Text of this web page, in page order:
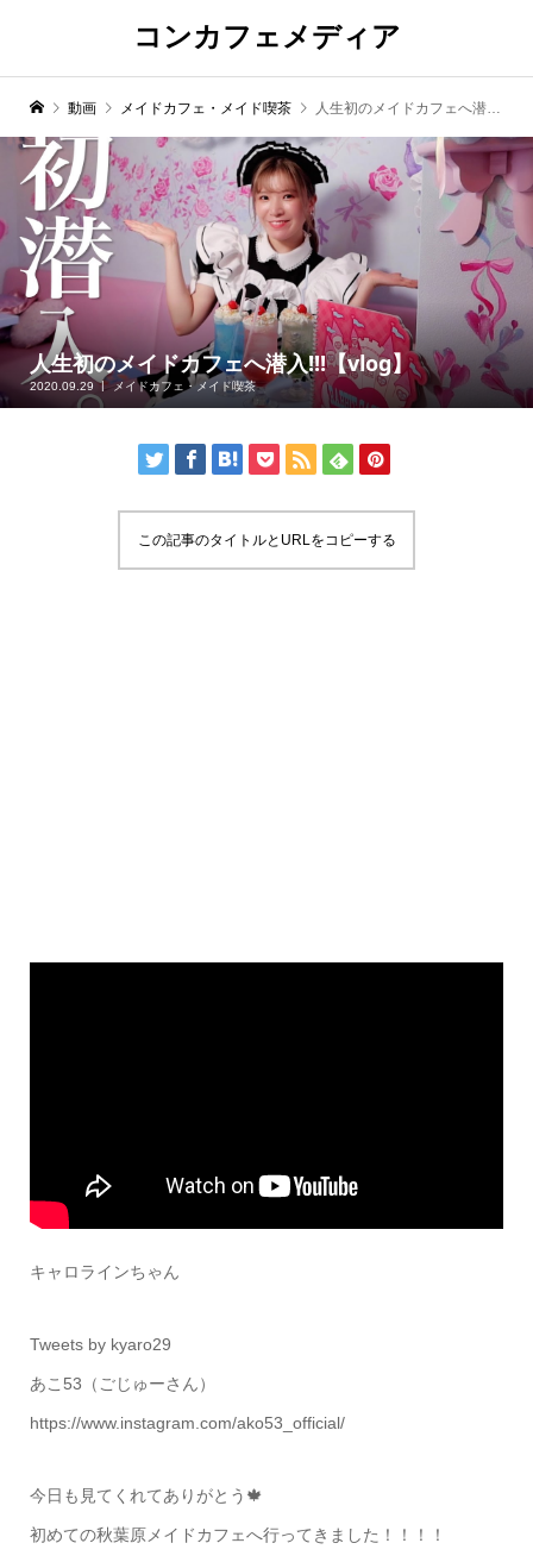
コンカフェメディア
動画 メイドカフェ・メイド喫茶 人生初のメイドカフェへ潜入!!!【vlog】
人生初のメイドカフェへ潜入!!!【vlog】
2020.09.29 メイドカフェ・メイド喫茶
この記事のタイトルとURLをコピーする
キャロラインちゃん
Tweets by kyaro29
あこ53（ごじゅーさん）
https://www.instagram.com/ako53_official/
今日も見てくれてありがとう🍁
初めての秋葉原メイドカフェへ行ってきました！！！！